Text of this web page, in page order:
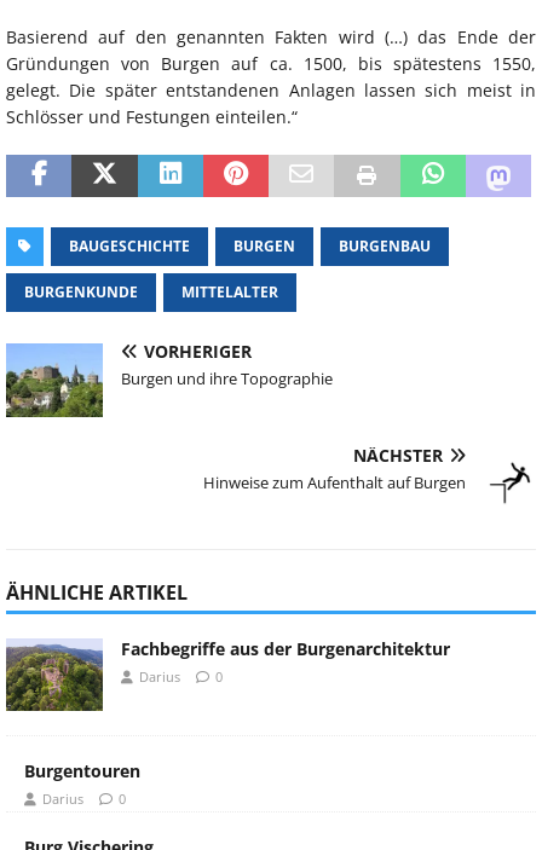
Basierend auf den genannten Fakten wird (…) das Ende der
Gründungen von Burgen auf ca. 1500, bis spätestens 1550,
gelegt. Die später entstandenen Anlagen lassen sich meist in
Schlösser und Festungen einteilen.“
BAUGESCHICHTE BURGEN BURGENBAU
BURGENKUNDE MITTELALTER
VORHERIGER
Burgen und ihre Topographie
NÄCHSTER
Hinweise zum Aufenthalt auf Burgen
ÄHNLICHE ARTIKEL
Fachbegriffe aus der Burgenarchitektur
Darius 0
Burgentouren
Darius 0